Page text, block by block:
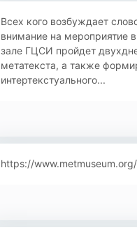
Всех кого возбуждает
внимание на мероприятие
зале ГЦСИ пройдет
метатекста, а также
интертекстуального...
https://